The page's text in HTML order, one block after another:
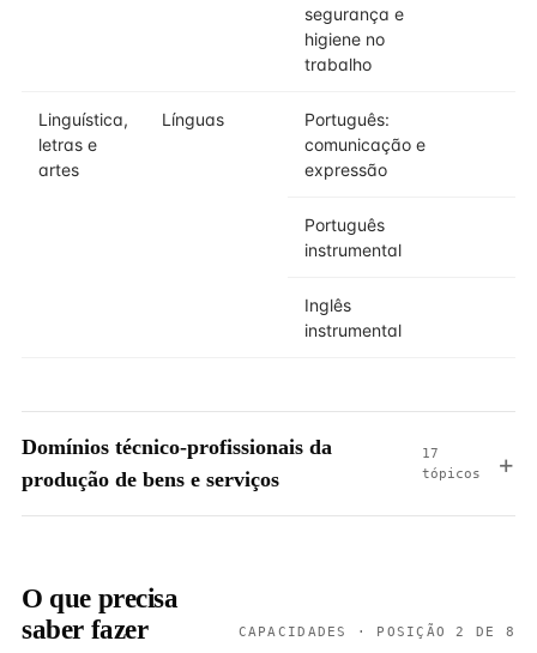
segurança e
higiene no
trabalho
Linguística,
letras e
artes
Línguas
Português:
comunicação e
expressão
Português
instrumental
Inglês
instrumental
Domínios técnico-profissionais da
produção de bens e serviços
17
tópicos
O que precisa
saber fazer
CAPACIDADES · POSIÇÃO 2 DE 8